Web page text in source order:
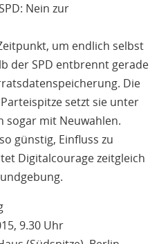
Nein zur
um endlich selbst
der SPD entbrennt gerade
Die
setzt sie unter
sogar mit Neuwahlen.
günstig, Einfluss zu
Digitalcourage zeitgleich
9.30 Uhr